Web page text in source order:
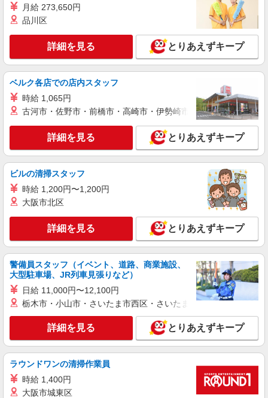
月給 273,650円
品川区
詳細を見る とりあえずキープ
ベルク各店での店内スタッフ
時給 1,065円
古河市・佐野市・前橋市・高崎市・伊勢崎市・太田市・館林市
詳細を見る とりあえずキープ
ビルの清掃スタッフ
時給 1,200円〜1,200円
大阪市北区
詳細を見る とりあえずキープ
警備員スタッフ（イベント、道路、商業施設、
大型駐車場、JR列車見張りなど）
日給 11,000円〜12,100円
栃木市・小山市・さいたま市西区・さいたま市岩槻区・久喜市・
詳細を見る とりあえずキープ
ラウンドワンの清掃作業員
時給 1,400円
大阪市城東区